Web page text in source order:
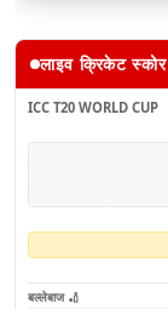
लाइव क्रिकेट स्कोर
ICC T20 WORLD CUP
बल्लेबाज 🏏